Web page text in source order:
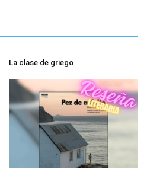
La clase de griego